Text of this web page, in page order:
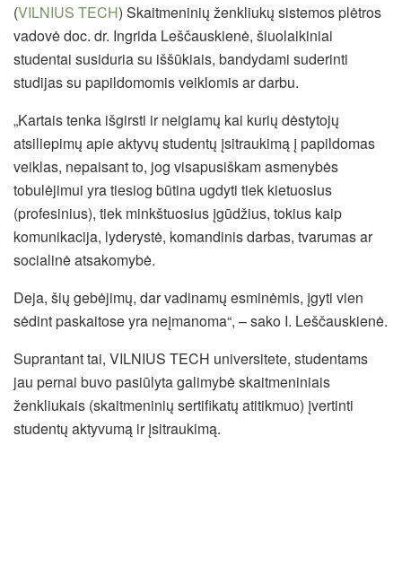
(VILNIUS TECH) Skaitmeninių ženkliukų sistemos plėtros
vadovė doc. dr. Ingrida Leščauskienė, šiuolaikiniai
studentai susiduria su iššūkiais, bandydami suderinti
studijas su papildomomis veiklomis ar darbu.
„Kartais tenka išgirsti ir neigiamų kai kurių dėstytojų
atsiliepimų apie aktyvų studentų įsitraukimą į papildomas
veiklas, nepaisant to, jog visapusiškam asmenybės
tobulėjimui yra tiesiog būtina ugdyti tiek kietuosius
(profesinius), tiek minkštuosius įgūdžius, tokius kaip
komunikacija, lyderystė, komandinis darbas, tvarumas ar
socialinė atsakomybė.
Deja, šių gebėjimų, dar vadinamų esminėmis, įgyti vien
sėdint paskaitose yra neįmanoma“, – sako I. Leščauskienė.
Suprantant tai, VILNIUS TECH universitete, studentams
jau pernai buvo pasiūlyta galimybė skaitmeniniais
ženkliukais (skaitmeninių sertifikatų atitikmuo) įvertinti
studentų aktyvumą ir įsitraukimą.